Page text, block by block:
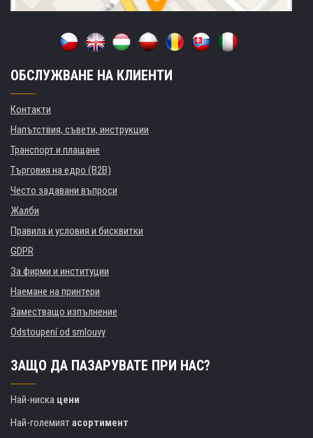
ОБСЛУЖВАНЕ НА КЛИЕНТИ
Контакти
Напътствия, съвети, инструкции
Транспорт и плащане
Търговия на едро (B2B)
Често задавани въпроси
Жалби
Правила и условия и бисквитки
GDPR
За фирми и институции
Наемане на принтери
Заместващо изпълнение
Odstoupení od smlouvy
ЗАЩО ДА ПАЗАРУВАТЕ ПРИ НАС?
Най-ниска цени
Най-големиятасортимент